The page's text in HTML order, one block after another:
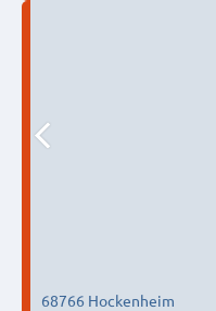
68766 Hockenheim